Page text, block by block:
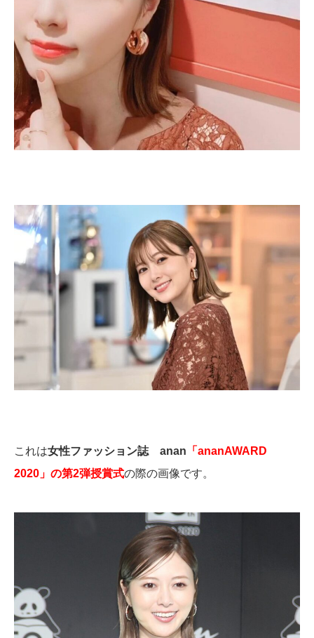
これは女性ファッション誌 anan 「ananAWARD
2020」の第2弾授賞式の際の画像です。